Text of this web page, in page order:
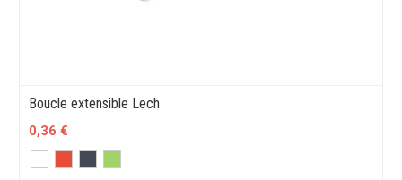
Boucle extensible Lech
0,36 €